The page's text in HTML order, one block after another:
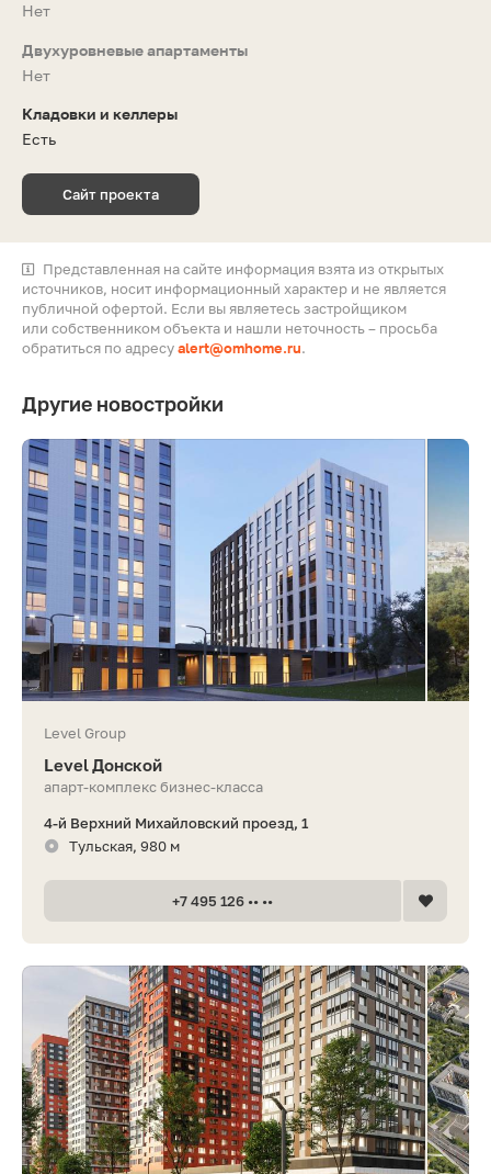
Нет
Двухуровневые апартаменты
Нет
Кладовки и келлеры
Есть
Сайт проекта
Представленная на сайте информация взята из открытых
источников, носит информационный характер и не является
публичной офертой. Если вы являетесь застройщиком
или собственником объекта и нашли неточность – просьба
обратиться по адресуalert@omhome.ru.
Другие новостройки
Level Group
Level Донской
апарт-комплекс бизнес-класса
4-й Верхний Михайловский проезд, 1
Тульская, 980 м
+7 495 126 •• ••